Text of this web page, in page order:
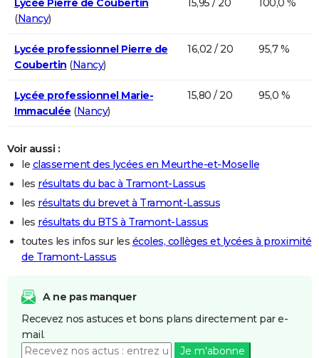
Lycée Pierre de Coubertin
(Nancy)
15,95 / 20 100,0 %
Lycée professionnel Pierre de
Coubertin (Nancy)
16,02 / 20 95,7 %
Lycée professionnel Marie-
Immaculée (Nancy)
15,80 / 20 95,0 %
Voir aussi :
le classement des lycées en Meurthe-et-Moselle
les résultats du bac à Tramont-Lassus
les résultats du brevet à Tramont-Lassus
les résultats du BTS à Tramont-Lassus
toutes les infos sur les écoles, collèges et lycées à proximité
de Tramont-Lassus
A ne pas manquer
Recevez nos astuces et bons plans directement par e-
mail.
Je m'abonne